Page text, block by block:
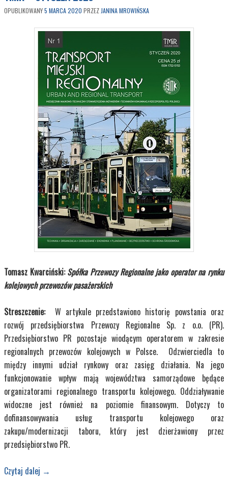
OPUBLIKOWANY5 MARCA 2020 PRZEZ JANINA MROWIŃSKA
Tomasz Kwarciński:Spółka Przewozy Regionalne jako operator na rynku
kolejowych przewozów pasażerskich
Streszczenie: W artykule przedstawiono historię powstania oraz
rozwój przedsiębiorstwa Przewozy Regionalne Sp. z o.o. (PR).
Przedsiębiorstwo PR pozostaje wiodącym operatorem w zakresie
regionalnych przewozów kolejowych w Polsce. Odzwierciedla to
między innymi udział rynkowy oraz zasięg działania. Na jego
funkcjonowanie wpływ mają województwa samorządowe będące
organizatorami regionalnego transportu kolejowego. Oddziaływanie
widoczne jest również na poziomie finansowym. Dotyczy to
dofinansowywania usług transportu kolejowego oraz
zakupu/modernizacji taboru, który jest dzierżawiony przez
przedsiębiorstwo PR.
Czytaj dalej →